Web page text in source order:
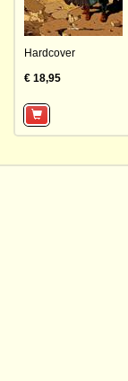
Hardcover
€ 18,95